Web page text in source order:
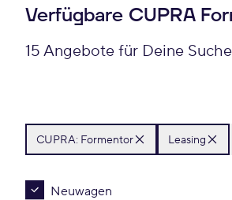
Verfügbare CUPRA
15 Angebote für Deine Suche
CUPRA: Formentor Leasing
Neuwagen